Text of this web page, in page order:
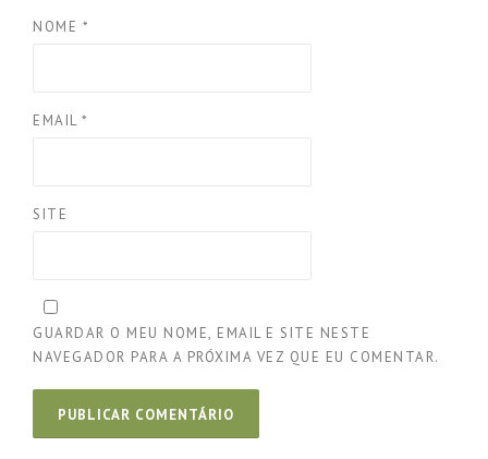
NOME *
EMAIL *
SITE
GUARDAR O MEU NOME, EMAIL E SITE NESTE
NAVEGADOR PARA A PRÓXIMA VEZ QUE EU COMENTAR.